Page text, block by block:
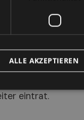
eintrat.
ALLE AKZEPTIEREN